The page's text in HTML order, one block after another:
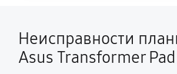
Неисправности
Asus Transformer